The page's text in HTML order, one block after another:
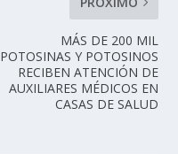
MÁS DE 200 MIL
POTOSINAS Y POTOSINOS
RECIBEN ATENCIÓN DE
AUXILIARES MÉDICOS EN
CASAS DE SALUD